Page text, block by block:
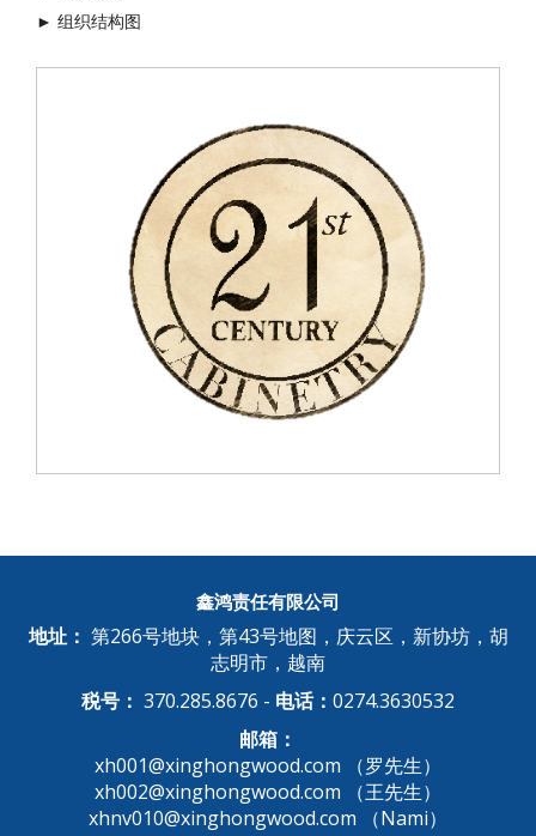
► 组织结构图
鑫鸿责任有限公司
地址： 第266号地块，第43号地图，庆云区，新协坊，胡
志明市，越南
税号： 370.285.8676 - 电话： 0274.3630532
邮箱：
xh001@xinghongwood.com （罗先生）
xh002@xinghongwood.com （王先生）
xhnv010@xinghongwood.com （Nami）